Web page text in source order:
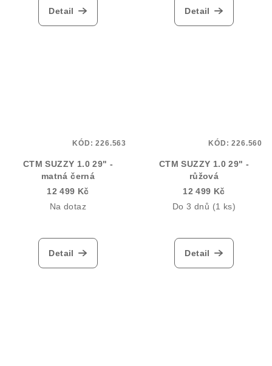
Detail Detail
CTM SUZZY 1.0 29" -
matná černá
12 499 Kč
Na dotaz
Detail
KÓD:226.563
CTM SUZZY 1.0 29" -
růžová
12 499 Kč
Do 3 dnů (1 ks)
Detail
KÓD:226.560